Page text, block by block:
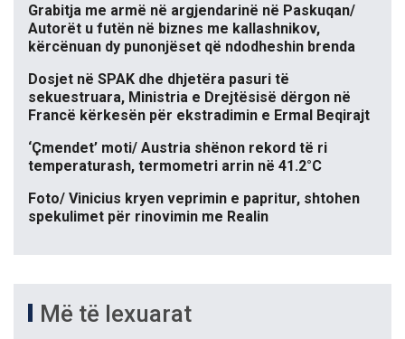
Grabitja me armë në argjendarinë në Paskuqan/
Autorët u futën në biznes me kallashnikov,
kërcënuan dy punonjëset që ndodheshin brenda
Dosjet në SPAK dhe dhjetëra pasuri të
sekuestruara, Ministria e Drejtësisë dërgon në
Francë kërkesën për ekstradimin e Ermal Beqirajt
‘Çmendet’ moti/ Austria shënon rekord të ri
temperaturash, termometri arrin në 41.2°C
Foto/ Vinicius kryen veprimin e papritur, shtohen
spekulimet për rinovimin me Realin
Më të lexuarat